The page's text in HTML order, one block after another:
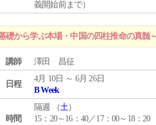
義開始前まで）
礎から学ぶ本場・中国の四柱推命の真髄
講師 澤田 昌征
日程
4月 10日 ～ 6月 26日
B Week
時間
隔週 （土）
15：20～16：40／17：00～18：20